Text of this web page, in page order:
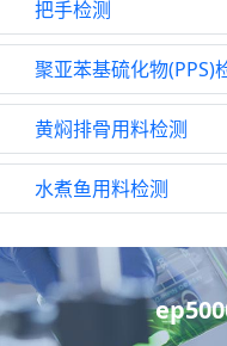
把手检测
聚亚苯基硫化物(PPS)
黄焖排骨用料检测
水煮鱼用料检测